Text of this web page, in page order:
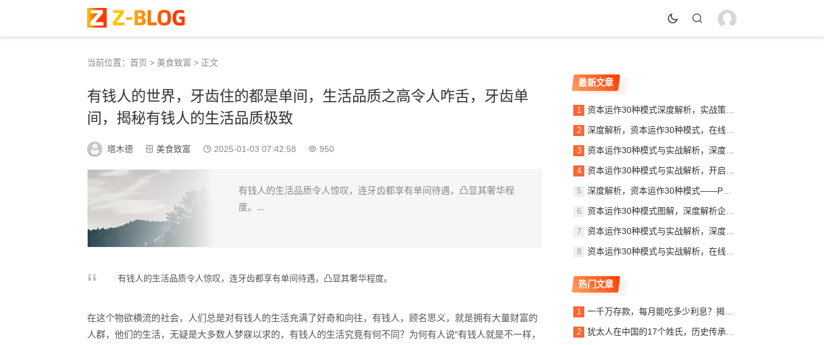
当前位置： 首页 > 美食致富 > 正文
有钱人的世界，牙齿住的都是单间，生活品质之高令人咋舌，牙齿单
间，揭秘有钱人的生活品质极致
塔木德 美食致富 2025-01-03 07:42:58 950
有钱人的生活品质令人惊叹，连牙齿都享有单间待遇，凸显其奢华程
度。...
有钱人的生活品质令人惊叹，连牙齿都享有单间待遇，凸显其奢华程度。
在这个物欲横流的社会，人们总是对有钱人的生活充满了好奇和向往，有钱人，顾名思义，就是拥有大量财富的
人群，他们的生活，无疑是大多数人梦寐以求的，有钱人的生活究竟有何不同？为何有人说“有钱人就是不一样，
最新文章
资本运作30种模式深度解析，实战策略与案例分析，资本运作30大模式揭秘，实战策略与案例精析
深度解析，资本运作30种模式，在线阅读指南助力企业腾飞，揭秘资本奥秘，30种资本运作模式深度解析指南
资本运作30种模式与实战解析，深度解读PDF秘籍，助你掌握财富增长之道，揭秘资本运作30大模式，实战解析PDF秘籍，财富增长之道全解析
资本运作30种模式与实战解析，开启财富之门，资本运作30大策略揭秘，实战解析，开启你的财富之门
深度解析，资本运作30种模式——PDF免费下载指南，揭秘资本运作30大模式，免费PDF下载指南
资本运作30种模式图解，深度解析企业财富增值的秘密武器，解码企业财富增值，资本运作30种模式深度解析图解
资本运作30种模式与实战解析，深度解读商业资本的奥秘，揭秘资本奥秘，30种资本运作模式实战解析
资本运作30种模式与实战解析，在线阅读，掌握财富密码！，揭秘财富密码，资本运作30种模式深度解析
热门文章
一千万存款，每月能吃多少利息？揭秘银行利息收入背后的秘密
犹太人在中国的17个姓氏，历史传承与文化交融，犹太人在中国的姓氏传承与文化交融概览